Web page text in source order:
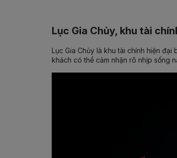
Lục Gia Chủy, khu tài
Lục Gia Chủy là khu tài chính hiện đại
khách có thể cảm nhận rõ nhịp sống